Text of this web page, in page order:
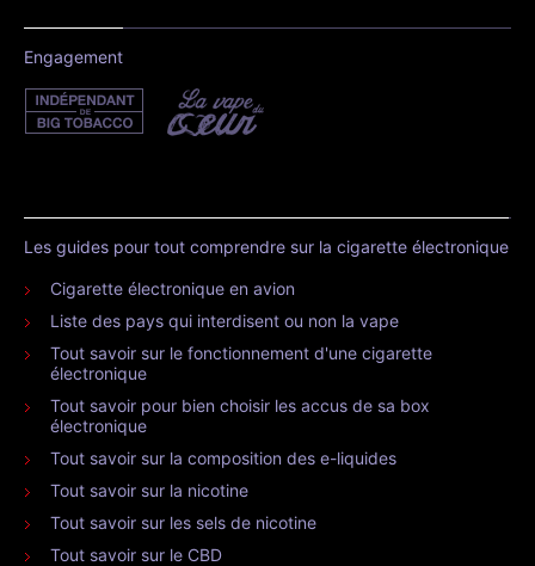
Engagement
Les guides pour tout comprendre sur la cigarette électronique
Cigarette électronique en avion
Liste des pays qui interdisent ou non la vape
Tout savoir sur le fonctionnement d'une cigarette
électronique
Tout savoir pour bien choisir les accus de sa box
électronique
Tout savoir sur la composition des e-liquides
Tout savoir sur la nicotine
Tout savoir sur les sels de nicotine
Tout savoir sur le CBD